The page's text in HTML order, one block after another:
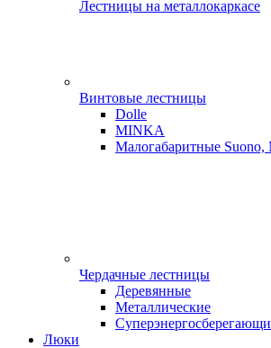
Лестницы на металлокаркасе
Винтовые лестницы
Dolle
MINKA
Малогабаритные Suono,
Чердачные лестницы
Деревянные
Металлические
Люки